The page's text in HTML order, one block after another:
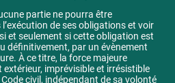
partie ne pourra être
de ses obligations et voir
et seulement si cette obligation est
définitivement, par un évènement
À ce titre, la force majeure
extérieur, imprévisible et irrésistible
civil, indépendant de sa volonté